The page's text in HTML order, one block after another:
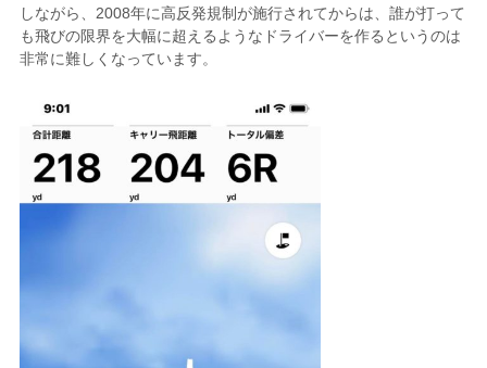
しながら、2008年に高反発規制が施行されてからは、誰が打って
も飛びの限界を大幅に超えるようなドライバーを作るというのは
非常に難しくなっています。